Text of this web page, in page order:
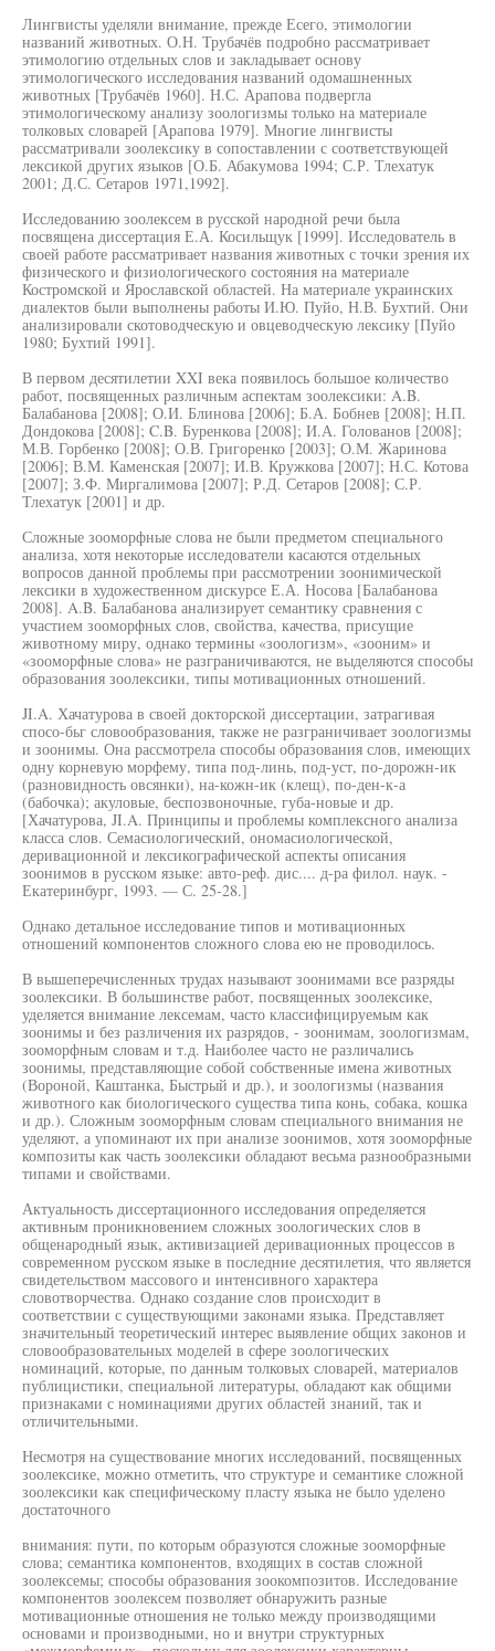
Лингвисты уделяли внимание, прежде Есего, этимологии
названий животных. О.Н. Трубачёв подробно рассматривает
этимологию отдельных слов и закладывает основу
этимологического исследования названий одомашненных
животных [Трубачёв 1960]. Н.С. Арапова подвергла
этимологическому анализу зоологизмы только на материале
толковых словарей [Арапова 1979]. Многие лингвисты
рассматривали зоолексику в сопоставлении с соответствующей
лексикой других языков [О.Б. Абакумова 1994; С.Р. Тлехатук
2001; Д.С. Сетаров 1971,1992].
Исследованию зоолексем в русской народной речи была
посвящена диссертация Е.А. Косильщук [1999]. Исследователь в
своей работе рассматривает названия животных с точки зрения их
физического и физиологического состояния на материале
Костромской и Ярославской областей. На материале украинских
диалектов были выполнены работы И.Ю. Пуйо, Н.В. Бухтий. Они
анализировали скотоводческую и овцеводческую лексику [Пуйо
1980; Бухтий 1991].
В первом десятилетии XXI века появилось большое количество
работ, посвященных различным аспектам зоолексики: A.B.
Балабанова [2008]; О.И. Блинова [2006]; Б.А. Бобнев [2008]; Н.П.
Дондокова [2008]; C.B. Буренкова [2008]; И.А. Голованов [2008];
М.В. Горбенко [2008]; О.В. Григоренко [2003]; О.М. Жаринова
[2006]; В.М. Каменская [2007]; И.В. Кружкова [2007]; Н.С. Котова
[2007]; З.Ф. Миргалимова [2007]; Р.Д. Сетаров [2008]; С.Р.
Тлехатук [2001] и др.
Сложные зооморфные слова не были предметом специального
анализа, хотя некоторые исследователи касаются отдельных
вопросов данной проблемы при рассмотрении зоонимической
лексики в художественном дискурсе Е.А. Носова [Балабанова
2008]. A.B. Балабанова анализирует семантику сравнения с
участием зооморфных слов, свойства, качества, присущие
животному миру, однако термины «зоологизм», «зооним» и
«зооморфные слова» не разграничиваются, не выделяются способы
образования зоолексики, типы мотивационных отношений.
JI.A. Хачатурова в своей докторской диссертации, затрагивая
спосо-бьг словообразования, также не разграничивает зоологизмы
и зоонимы. Она рассмотрела способы образования слов, имеющих
одну корневую морфему, типа под-линь, под-уст, по-дорожн-ик
(разновидность овсянки), на-кожн-ик (клещ), по-ден-к-а
(бабочка); акуловые, беспозвоночные, губа-новые и др.
[Хачатурова, JI.A. Принципы и проблемы комплексного анализа
класса слов. Семасиологический, ономасиологической,
деривационной и лексикографической аспекты описания
зоонимов в русском языке: авто-реф. дис.... д-ра филол. наук. -
Екатеринбург, 1993. — С. 25-28.]
Однако детальное исследование типов и мотивационных
отношений компонентов сложного слова ею не проводилось.
В вышеперечисленных трудах называют зоонимами все разряды
зоолексики. В большинстве работ, посвященных зоолексике,
уделяется внимание лексемам, часто классифицируемым как
зоонимы и без различения их разрядов, - зоонимам, зоологизмам,
зооморфным словам и т.д. Наиболее часто не различались
зоонимы, представляющие собой собственные имена животных
(Вороной, Каштанка, Быстрый и др.), и зоологизмы (названия
животного как биологического существа типа конь, собака, кошка
и др.). Сложным зооморфным словам специального внимания не
уделяют, а упоминают их при анализе зоонимов, хотя зооморфные
композиты как часть зоолексики обладают весьма разнообразными
типами и свойствами.
Актуальность диссертационного исследования определяется
активным проникновением сложных зоологических слов в
общенародный язык, активизацией деривационных процессов в
современном русском языке в последние десятилетия, что является
свидетельством массового и интенсивного характера
словотворчества. Однако создание слов происходит в
соответствии с существующими законами языка. Представляет
значительный теоретический интерес выявление общих законов и
словообразовательных моделей в сфере зоологических
номинаций, которые, по данным толковых словарей, материалов
публицистики, специальной литературы, обладают как общими
признаками с номинациями других областей знаний, так и
отличительными.
Несмотря на существование многих исследований, посвященных
зоолексике, можно отметить, что структуре и семантике сложной
зоолексики как специфическому пласту языка не было уделено
достаточного
внимания: пути, по которым образуются сложные зооморфные
слова; семантика компонентов, входящих в состав сложной
зоолексемы; способы образования зоокомпозитов. Исследование
компонентов зоолексем позволяет обнаружить разные
мотивационные отношения не только между производящими
основами и производными, но и внутри структурных